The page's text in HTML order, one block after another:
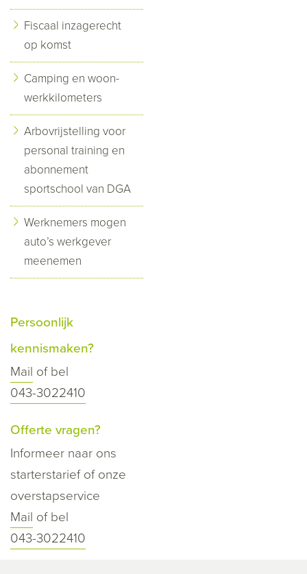
Fiscaal inzagerecht
op komst
Camping en woon-
werkkilometers
Arbovrijstelling voor
personal training en
abonnement
sportschool van DGA
Werknemers mogen
auto’s werkgever
meenemen
Persoonlijk
kennismaken?
Mail of bel
043-3022410
Offerte vragen?
Informeer naar ons
starterstarief of onze
overstapservice
Mail of bel
043-3022410